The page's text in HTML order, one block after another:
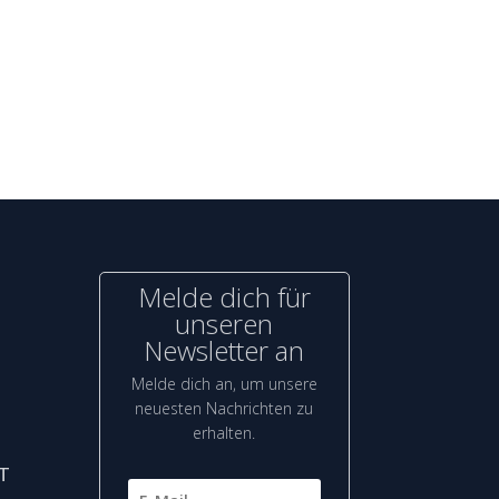
Melde dich für
unseren
Newsletter an
Melde dich an, um unsere
neuesten Nachrichten zu
erhalten.